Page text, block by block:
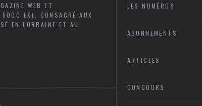
WEB ET
EX), CONSACRÉ AUX
EN LORRAINE ET AU
LES NUMÉROS
ABONNEMENTS
ARTICLES
CONCOURS